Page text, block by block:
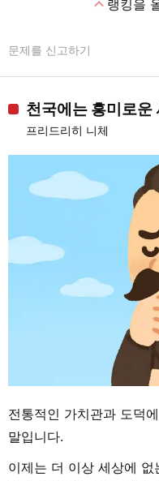
expand_less랭킹을
문제를 신고하기
천국에는 흥미로운
프리드리히 니체
전통적인 가치관과 도덕
말입니다.
이제는 더 이상 세상에